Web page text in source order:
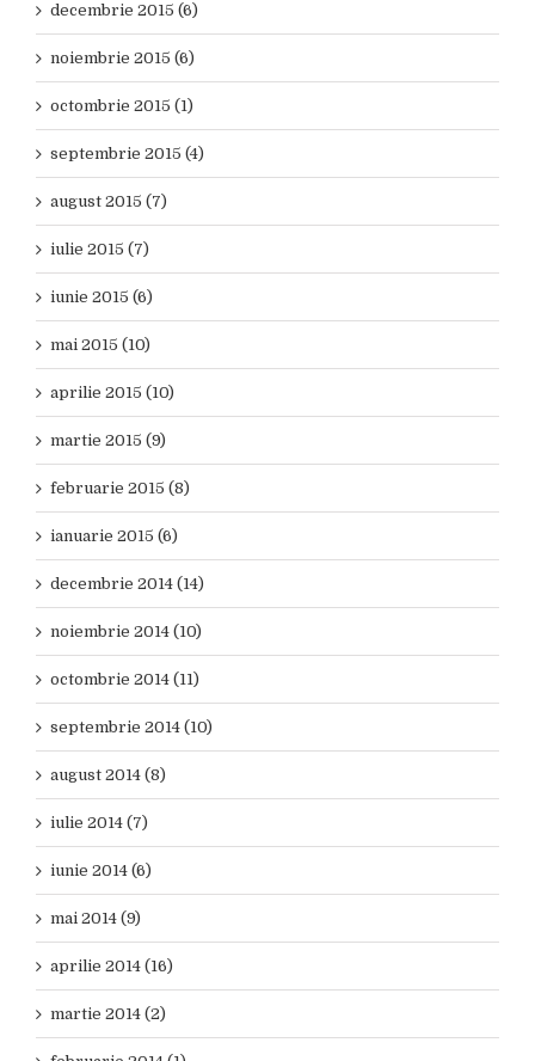
decembrie 2015 (6)
noiembrie 2015 (6)
octombrie 2015 (1)
septembrie 2015 (4)
august 2015 (7)
iulie 2015 (7)
iunie 2015 (6)
mai 2015 (10)
aprilie 2015 (10)
martie 2015 (9)
februarie 2015 (8)
ianuarie 2015 (6)
decembrie 2014 (14)
noiembrie 2014 (10)
octombrie 2014 (11)
septembrie 2014 (10)
august 2014 (8)
iulie 2014 (7)
iunie 2014 (6)
mai 2014 (9)
aprilie 2014 (16)
martie 2014 (2)